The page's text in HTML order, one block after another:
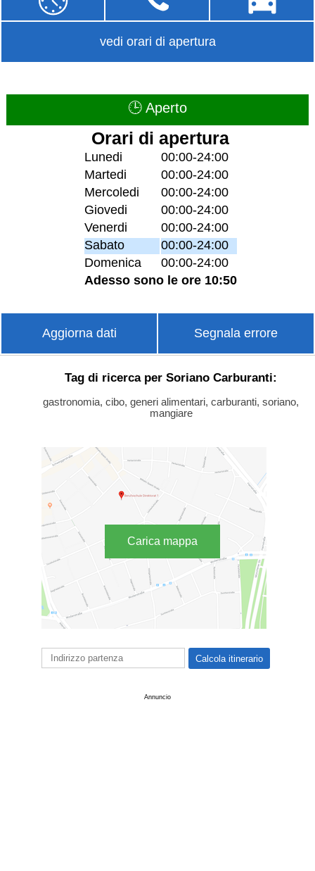
vedi orari di apertura
🕒 Aperto
Orari di apertura
Lunedi
00:00-24:00
Martedi
00:00-24:00
Mercoledi
00:00-24:00
Giovedi
00:00-24:00
Venerdi
00:00-24:00
Sabato
00:00-24:00
Domenica
00:00-24:00
Adesso sono le ore 10:50
Aggiorna dati Segnala errore
Tag di ricerca per Soriano Carburanti:
gastronomia, cibo, generi alimentari, carburanti, soriano,
mangiare
Carica mappa
Annuncio